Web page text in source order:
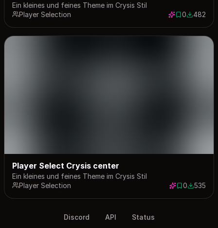
Ein kleines und feines Theme im Crysis Stil
Player Selection
0 saves
0482482
Player Select Crysis center
Ein kleines und feines Theme im Crysis Stil
Player Selection
0 saves
0535535
Discord API Status